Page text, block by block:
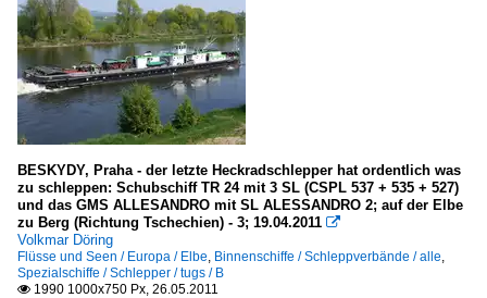
BESKYDY, Praha - der letzte Heckradschlepper hat ordentlich was
zu schleppen: Schubschiff TR 24 mit 3 SL (CSPL 537 + 535 + 527)
und das GMS ALLESANDRO mit SL ALESSANDRO 2; auf der Elbe
zu Berg (Richtung Tschechien) - 3; 19.04.2011 
Volkmar Döring
Flüsse und Seen / Europa / Elbe, Binnenschiffe / Schleppverbände / alle,
Spezialschiffe / Schlepper / tugs / B
 1990 1000x750 Px, 26.05.2011